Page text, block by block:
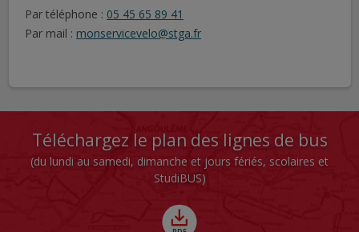
Par téléphone : 05 45 65 89 41
Par mail : monservicevelo@stga.fr
Téléchargez le plan des lignes de bus
(du lundi au samedi, dimanche et jours fériés, scolaires et
StudiBUS)